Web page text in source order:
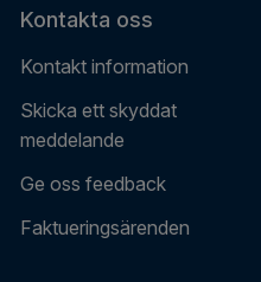
Kontakta oss
Kontakt information
Skicka ett skyddat
meddelande
Ge oss feedback
Faktueringsärenden